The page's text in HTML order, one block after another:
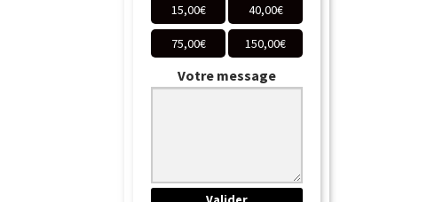
15,00€ 40,00€
75,00€ 150,00€
Votre message